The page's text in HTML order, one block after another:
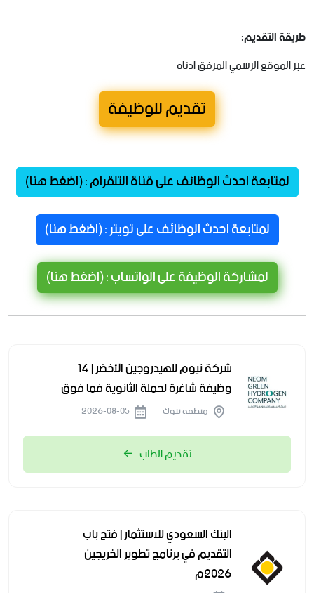
طريقة التقديم:
عبر الموقع الرسمي المرفق ادناه
تقديم للوظيفة
لمتابعة احدث الوظائف على قناة التلقرام : (اضغط هنا)
لمتابعة احدث الوظائف على تويتر : (اضغط هنا)
لمشاركة الوظيفة على الواتساب : (اضغط هنا)
شركة نيوم للهيدروجين الأخضر | 14
وظيفة شاغرة لحملة الثانوية فما فوق
منطقة تبوك
تقديم الطلب
البنك السعودي للاستثمار | فتح باب
التقديم في برنامج تطوير الخريجين
2026م